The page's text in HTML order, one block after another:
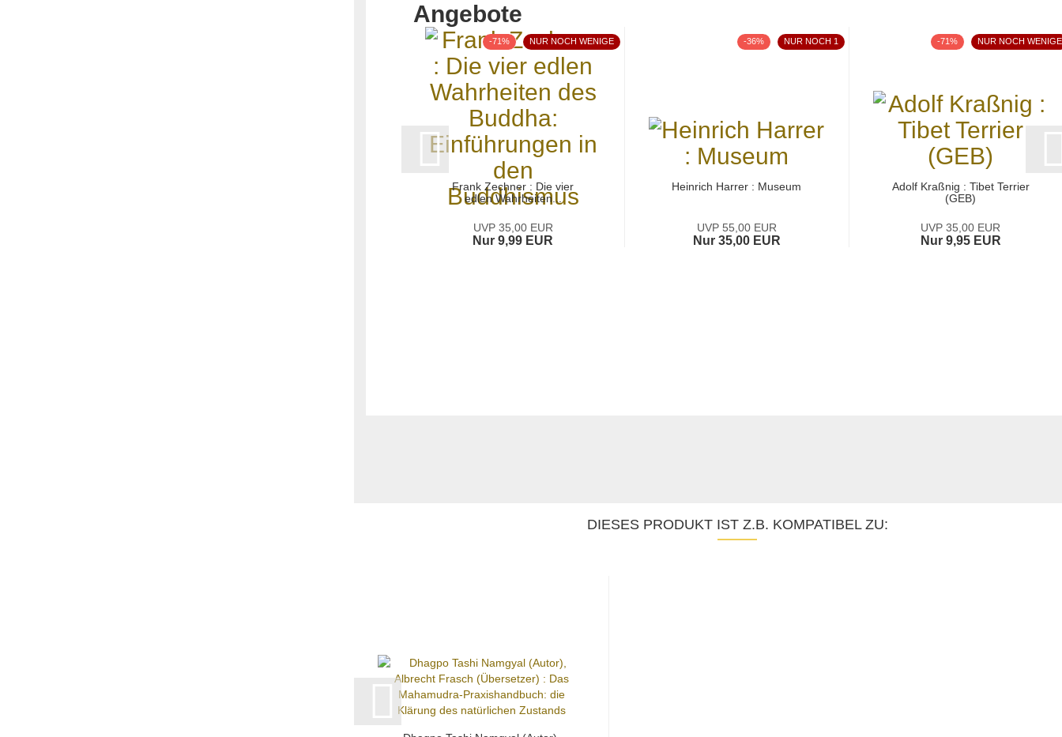
Angebote
-71% NUR NOCH WENIGE
Frank Zechner : Die vier
edlen Wahrheiten...
UVP 35,00 EUR
Nur 9,99 EUR
-36% NUR NOCH 1
Heinrich Harrer : Museum
UVP 55,00 EUR
Nur 35,00 EUR
-71% NUR NOCH WENIGE
Adolf Kraßnig : Tibet Terrier
(GEB)
UVP 35,00 EUR
Nur 9,95 EUR
DIESES PRODUKT IST Z.B. KOMPATIBEL ZU: